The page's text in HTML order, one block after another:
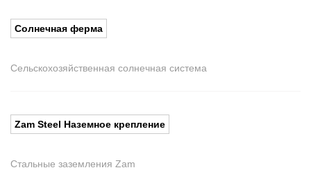
Солнечная ферма
Сельскохозяйственная солнечная система
Zam Steel Наземное крепление
Стальные заземления Zam